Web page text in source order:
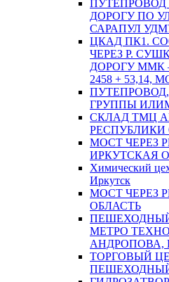
ПУТЕПРОВОД
ДОРОГУ ПО
САРАПУЛ
ЦКАД ПК1.
ЧЕРЕЗ Р.
ДОРОГУ ММК
2458 +
ГРУППЫ
СКЛАД ТМЦ
РЕСПУБЛИКИ
МОСТ ЧЕРЕЗ
ИРКУТСКАЯ
Химический
Иркутск
МОСТ ЧЕРЕЗ
ОБЛАСТЬ
МЕТРО
АНДРОПОВА,
ТОРГОВЫЙ
ПЕШЕХОДНЫЙ